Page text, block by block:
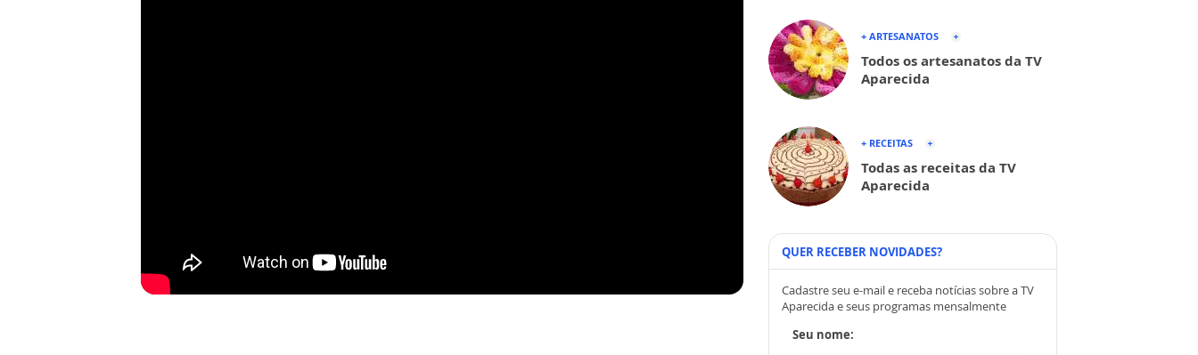
+ ARTESANATOS
Todos os artesanatos da TV
Aparecida
+ RECEITAS
Todas as receitas da TV
Aparecida
QUER RECEBER NOVIDADES?
Cadastre seu e-mail e receba notícias sobre a TV
Aparecida e seus programas mensalmente
Seu nome: